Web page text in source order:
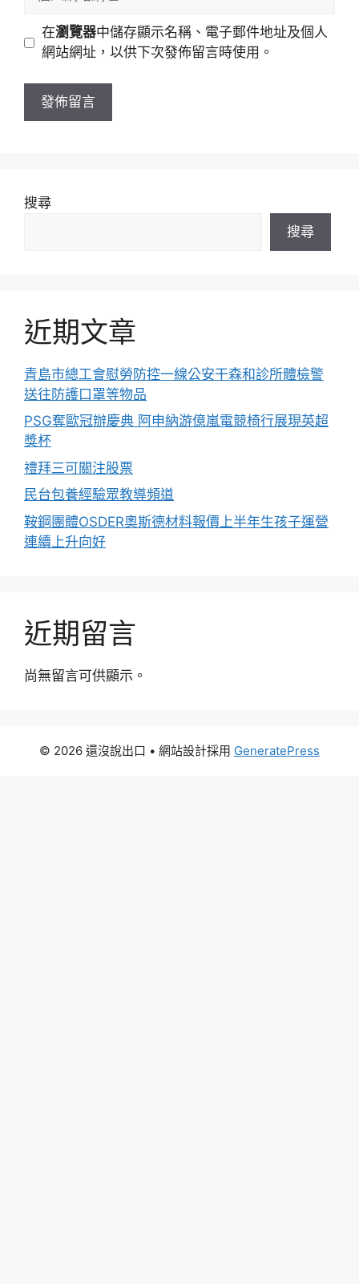
址
站
址
在瀏覽器中儲存顯示名稱、電子郵件地址及個人
網站網址，以供下次發佈留言時使用。
搜尋
搜尋
近期文章
青島市總工會慰勞防控一線公安干森和診所體檢警
送往防護口罩等物品
PSG奪歐冠辦慶典 阿申納游億嵐電競椅行展現英超
獎杯
禮拜三可關注股票
民台包養經驗眾教導頻道
鞍鋼團體OSDER奧斯德材料報價上半年生孩子運營
連續上升向好
近期留言
尚無留言可供顯示。
© 2026 還沒說出口 • 網站設計採用 GeneratePress